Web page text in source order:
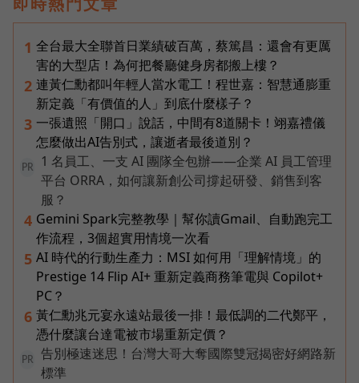
1 全台最大全聯首日業績破百萬，蔡篤昌：還會有更厲
害的大型店！為何把餐廳健身房都搬上樓？
2 連黃仁勳都叫年輕人當水電工！程世嘉：智慧通膨重
新定義「有價值的人」到底什麼樣子？
3 一張遺照「開口」說話，中間有8道關卡！翊嘉禮儀
怎麼做出AI告別式，讓逝者最後道別？
PR
1 名員工、一支 AI 團隊全包辦——企業 AI 員工管理
平台 ORRA，如何讓新創公司撐起研發、銷售到客
服？
4 Gemini Spark完整教學｜幫你讀Gmail、自動跑完工
作流程，3個超實用情境一次看
5 AI 時代的行動生產力：MSI 如何用「理解情境」的
Prestige 14 Flip AI+ 重新定義商務筆電與 Copilot+
PC？
6 黃仁勳兆元宴永遠站最後一排！最低調的二代鄭平，
憑什麼讓台達電被市場重新定價？
PR
告別極速迷思！台灣大哥大奪國際雙冠揭密好網路新
標準